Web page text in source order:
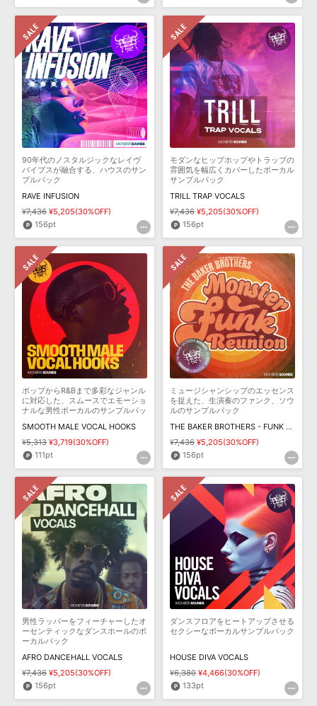
90年代のノスタルジックなレイヴ
バイブスが融合する、ハウスのサン
プルパック
RAVE INFUSION
¥7,436 ¥5,205(30%OFF)
156pt
モダンなヒップホップやトラップの
雰囲気を幅広くカバーしたボーカル
サンプルパック
TRILL TRAP VOCALS
¥7,436 ¥5,205(30%OFF)
156pt
ポップからR&Bまで多彩なジャンル
に対応した、スムースでエモーショ
ナルな男性ボーカルのサンプルパッ
SMOOTH MALE VOCAL HOOKS
¥5,313 ¥3,719(30%OFF)
111pt
ミュージシャンシップのエッセンス
を捉えた、生演奏のファンク、ソウ
ルのサンプルパック
THE BAKER BROTHERS - FUNK REUNION
¥7,436 ¥5,205(30%OFF)
156pt
男性ラッパーをフィーチャーしたオ
ーセンティックなダンスホールのボ
ーカルパック
AFRO DANCEHALL VOCALS
¥7,436 ¥5,205(30%OFF)
156pt
ダンスフロアをヒートアップさせる
セクシーなボーカルサンプルパック
HOUSE DIVA VOCALS
¥6,380 ¥4,466(30%OFF)
133pt